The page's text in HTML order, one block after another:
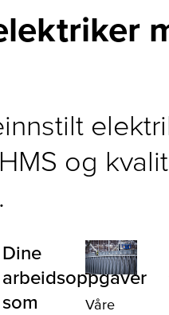
og
Dine
arbeidsoppgaver
som
Våre